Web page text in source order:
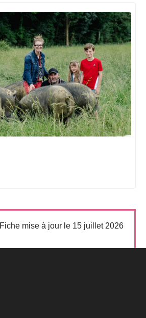
Fiche mise à jour le 15 juillet 2026